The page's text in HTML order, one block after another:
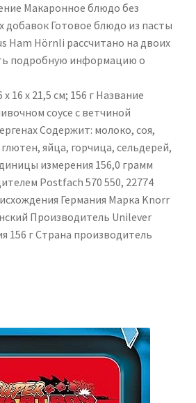
Макаронное блюдо без
добавок Готовое блюдо из пасты
Ham Hörnli рассчитано на двоих
подробную информацию о
16 x 21,5 см; 156 г Название
соусе с ветчиной
‎Содержит: молоко, соя,
яйца, горчица, сельдерей,
измерения ‎156,0 грамм
‎Postfach 570 550, 22774
‎Германия Марка ‎Knorr
Производитель ‎Unilever
‎156 г Страна производитель